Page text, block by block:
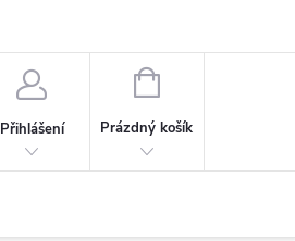
Přihlášení
NÁKUPNÍ
Prázdný košík